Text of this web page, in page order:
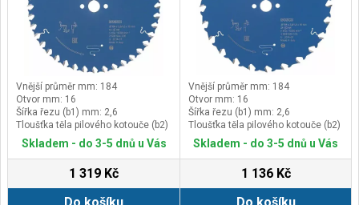
Vnější průměr mm: 184
Otvor mm: 16
Šířka řezu (b1) mm: 2,6
Tloušťka těla pilového kotouče (b2)
mm: 1,6
Skladem - do 3-5 dnů u Vás
1 319 Kč
Vnější průměr mm: 184
Otvor mm: 16
Šířka řezu (b1) mm: 2,6
Tloušťka těla pilového kotouče (b2)
mm: 1,6
Skladem - do 3-5 dnů u Vás
1 136 Kč